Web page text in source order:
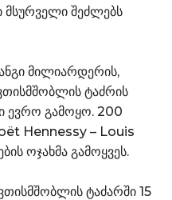
მსურველი შეძლებს
მილიარდერის,
ტაძრის
ევრო გამოყო. 200
Hennessy – Louis
ოჯახმა გამოყვეს.
ტაძარში 15